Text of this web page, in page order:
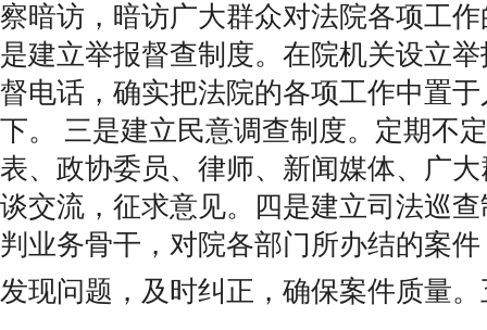
察暗访，暗访广大群众对法院各项工
是建立举报督查制度。在院机关设立
督电话，确实把法院的各项工作中置
下。 三是建立民意调查制度。定期不
表、政协委员、律师、新闻媒体、广
谈交流，征求意见。四是建立司法巡
判业务骨干，对院各部门所办结的案
发现问题，及时纠正，确保案件质量。